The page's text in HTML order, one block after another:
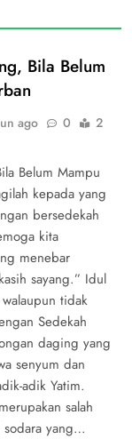
Bila Belum
ago 0
2
Belum Mampu
kepada yang
bersedekah
kita
menebar
sayang.” Idul
tidak
Sedekah
daging yang
senyum dan
adik Yatim.
salah
sodara yang…